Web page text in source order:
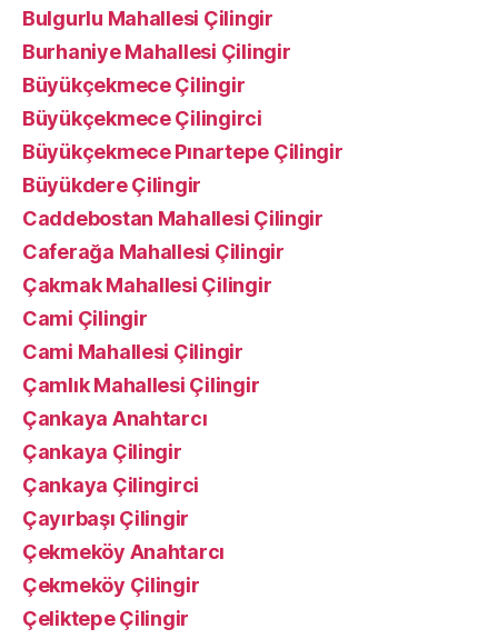
Bulgurlu Mahallesi Çilingir
Burhaniye Mahallesi Çilingir
Büyükçekmece Çilingir
Büyükçekmece Çilingirci
Büyükçekmece Pınartepe Çilingir
Büyükdere Çilingir
Caddebostan Mahallesi Çilingir
Caferağa Mahallesi Çilingir
Çakmak Mahallesi Çilingir
Cami Çilingir
Cami Mahallesi Çilingir
Çamlık Mahallesi Çilingir
Çankaya Anahtarcı
Çankaya Çilingir
Çankaya Çilingirci
Çayırbaşı Çilingir
Çekmeköy Anahtarcı
Çekmeköy Çilingir
Çeliktepe Çilingir